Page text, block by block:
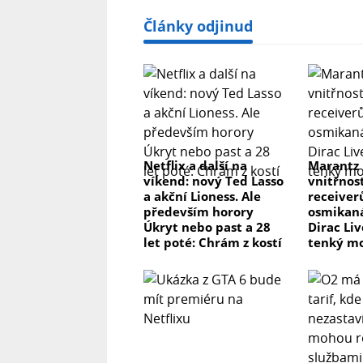
Články odjinud
Netflix a další na
víkend: nový Ted Lasso
a akční Lioness. Ale
především horory
Úkryt nebo past a 28
let poté: Chrám z kostí
Marantz
Dirac
tenký